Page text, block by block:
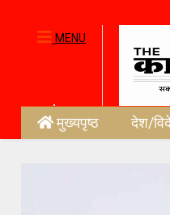
MENU
मुख्यपृष्ठ देश/